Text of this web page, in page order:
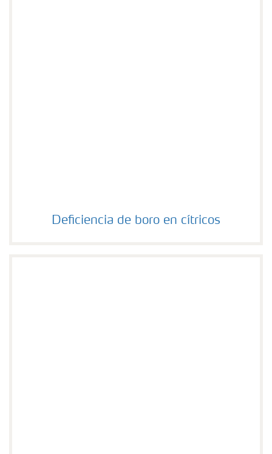
Deficiencia de boro en cítricos
Deficiencia de boro en cítricos